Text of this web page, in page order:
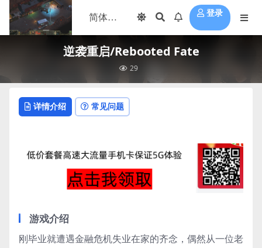
登录
逆袭重启/Rebooted Fate
29
详情介绍 常见问题
游戏介绍
刚毕业就遭遇金融危机失业在家的齐念，偶然从一位老